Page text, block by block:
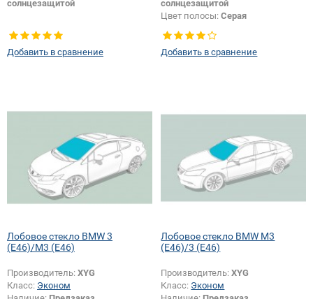
солнцезащитой
Добавить в сравнение
солнцезащитой
Цвет полосы:Серая
Добавить в сравнение
Лобовое стекло BMW 3
(E46)/M3 (E46)
Производитель: XYG
Класс: Эконом
Лобовое стекло BMW M3
(E46)/3 (E46)
Производитель:XYG
Класс: Эконом